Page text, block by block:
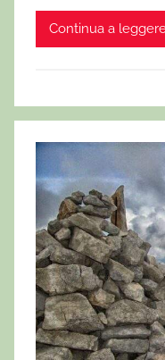
Continua a